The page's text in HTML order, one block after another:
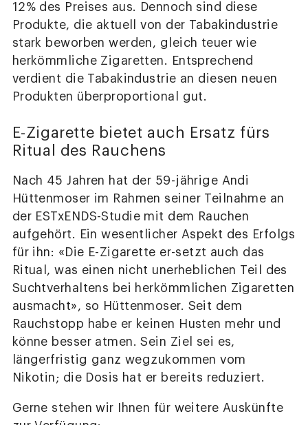
12% des Preises aus. Dennoch sind diese
Produkte, die aktuell von der Tabakindustrie
stark beworben werden, gleich teuer wie
herkömmliche Zigaretten. Entsprechend
verdient die Tabakindustrie an diesen neuen
Produkten überproportional gut.
E-Zigarette bietet auch Ersatz fürs
Ritual des Rauchens
Nach 45 Jahren hat der 59-jährige Andi
Hüttenmoser im Rahmen seiner Teilnahme an
der ESTxENDS-Studie mit dem Rauchen
aufgehört. Ein wesentlicher Aspekt des Erfolgs
für ihn: «Die E-Zigarette er-setzt auch das
Ritual, was einen nicht unerheblichen Teil des
Suchtverhaltens bei herkömmlichen Zigaretten
ausmacht», so Hüttenmoser. Seit dem
Rauchstopp habe er keinen Husten mehr und
könne besser atmen. Sein Ziel sei es,
längerfristig ganz wegzukommen vom
Nikotin; die Dosis hat er bereits reduziert.
Gerne stehen wir Ihnen für weitere Auskünfte